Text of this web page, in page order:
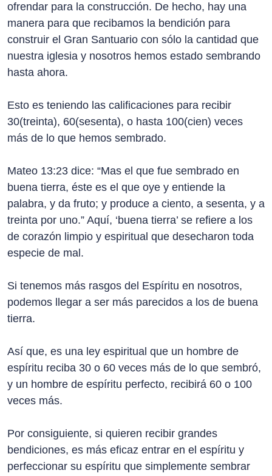
ofrendar para la construcción. De hecho, hay una
manera para que recibamos la bendición para
construir el Gran Santuario con sólo la cantidad que
nuestra iglesia y nosotros hemos estado sembrando
hasta ahora.
Esto es teniendo las calificaciones para recibir
30(treinta), 60(sesenta), o hasta 100(cien) veces
más de lo que hemos sembrado.
Mateo 13:23 dice: “Mas el que fue sembrado en
buena tierra, éste es el que oye y entiende la
palabra, y da fruto; y produce a ciento, a sesenta, y a
treinta por uno.” Aquí, ‘buena tierra’ se refiere a los
de corazón limpio y espiritual que desecharon toda
especie de mal.
Si tenemos más rasgos del Espíritu en nosotros,
podemos llegar a ser más parecidos a los de buena
tierra.
Así que, es una ley espiritual que un hombre de
espíritu reciba 30 o 60 veces más de lo que sembró,
y un hombre de espíritu perfecto, recibirá 60 o 100
veces más.
Por consiguiente, si quieren recibir grandes
bendiciones, es más eficaz entrar en el espíritu y
perfeccionar su espíritu que simplemente sembrar